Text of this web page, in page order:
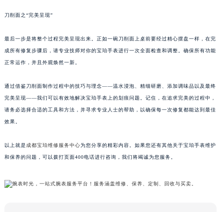
刀削面之“完美呈现”
最后一步是将整个过程完美呈现出来。正如一碗刀削面上桌前要经过精心摆盘一样，在完
成所有修复步骤后，请专业技师对你的宝珀手表进行一次全面检查和调整。确保所有功能
正常运作，并且外观焕然一新。
通过借鉴刀削面制作过程中的技巧与理念——温水浸泡、精细研磨、添加调味品以及最终
完美呈现——我们可以有效地解决宝珀手表上的划痕问题。记住，在追求完美的过程中，
请务必选择合适的工具和方法，并寻求专业人士的帮助，以确保每一次修复都能达到最佳
效果。
以上就是 成都宝珀维修服务中心为您分享的精彩内容。如果您还有其他关于宝珀手表维护
和保养的问题，可以拨打页面400电话进行咨询，我们将竭诚为您服务。